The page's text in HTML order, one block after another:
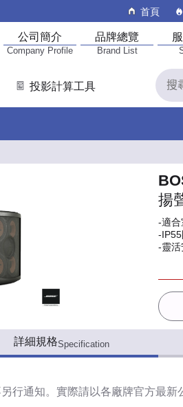
首頁
公司簡介
Company Profile
品牌總覽
Brand List
投影計算工具
揚
-適合
-IP55
-靈活
詳細規格Specification
行通知。實際請以各廠牌官方最新